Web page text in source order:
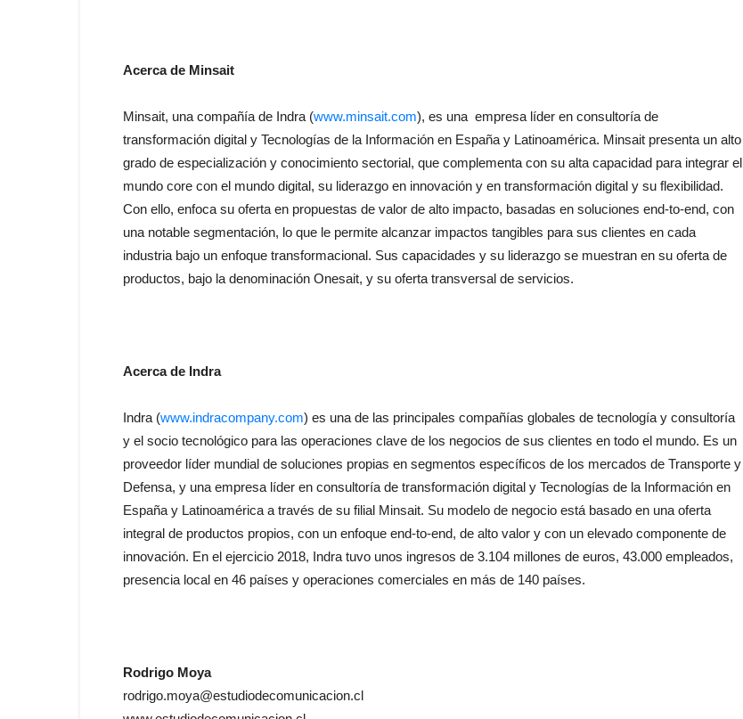
Acerca de Minsait
Minsait, una compañía de Indra (www.minsait.com), es una empresa líder en consultoría de
transformación digital y Tecnologías de la Información en España y Latinoamérica. Minsait presenta un alto
grado de especialización y conocimiento sectorial, que complementa con su alta capacidad para integrar el
mundo core con el mundo digital, su liderazgo en innovación y en transformación digital y su flexibilidad.
Con ello, enfoca su oferta en propuestas de valor de alto impacto, basadas en soluciones end-to-end, con
una notable segmentación, lo que le permite alcanzar impactos tangibles para sus clientes en cada
industria bajo un enfoque transformacional. Sus capacidades y su liderazgo se muestran en su oferta de
productos, bajo la denominación Onesait, y su oferta transversal de servicios.
Acerca de Indra
Indra (www.indracompany.com) es una de las principales compañías globales de tecnología y consultoría
y el socio tecnológico para las operaciones clave de los negocios de sus clientes en todo el mundo. Es un
proveedor líder mundial de soluciones propias en segmentos específicos de los mercados de Transporte y
Defensa, y una empresa líder en consultoría de transformación digital y Tecnologías de la Información en
España y Latinoamérica a través de su filial Minsait. Su modelo de negocio está basado en una oferta
integral de productos propios, con un enfoque end-to-end, de alto valor y con un elevado componente de
innovación. En el ejercicio 2018, Indra tuvo unos ingresos de 3.104 millones de euros, 43.000 empleados,
presencia local en 46 países y operaciones comerciales en más de 140 países.
Rodrigo Moya
rodrigo.moya@estudiodecomunicacion.cl